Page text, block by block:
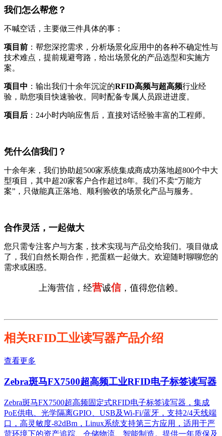
我们怎么帮您？
不喊空话，主要做三件具体的事：
项目前 ：帮您深挖需求，分析场景化应用中的各种不确定性与
技术难点，提前规避弯路，给出场景化的产品选型和实施方
案。
项目中 ：输出我们十余年沉淀的RFID高频与超高频行业经
验，助您项目快速验收。同时配备专属人员跟进进度。
项目后 ：24小时内响应售后，直接对话经验丰富的工程师。
凭什么信我们？
十余年来，我们协助超500家系统集成商成功落地超800个中大
型项目，其中超20家客户合作超过8年。我们不卖“万能方
案”，只做能真正落地、顺利验收的场景化产品与服务。
合作灵活，一起做大
您只需专注客户与方案，技术实现与产品交给我们。项目做成
了，我们自然长期合作，把蛋糕一起做大。欢迎随时聊聊您的
需求或困惑。
上海营信，经营诚信，值得您信赖。
相关RFID工业读写器产品介绍
查看更多
Zebra斑马FX7500超高频工业RFID电子标签读写器
Zebra斑马FX7500超高频固定式RFID电子标签读写器，集成
PoE供电、光学隔离GPIO、USB及Wi-Fi/蓝牙，支持2/4天线端
口，高灵敏度-82dBm，Linux系统支持第三方应用，适用于严
苛环境下的资产追踪、仓储物流、智能制造。提供一年质保及